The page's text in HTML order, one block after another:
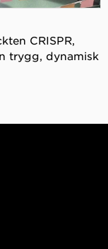
CRISPR,
trygg, dynamisk